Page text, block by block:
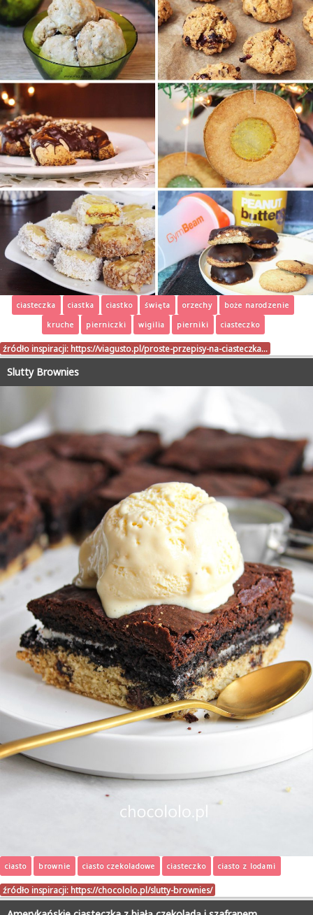
ciasteczka ciastka ciastko święta orzechy
boże narodzenie
kruche
pierniczki wigilia pierniki ciasteczko
źródło inspiracji: https://viagusto.pl/proste-przepisy-na-ciasteczka…
Slutty Brownies
ciasto brownie ciasto czekoladowe ciasteczko ciasto z lodami
źródło inspiracji: https://chocololo.pl/slutty-brownies/